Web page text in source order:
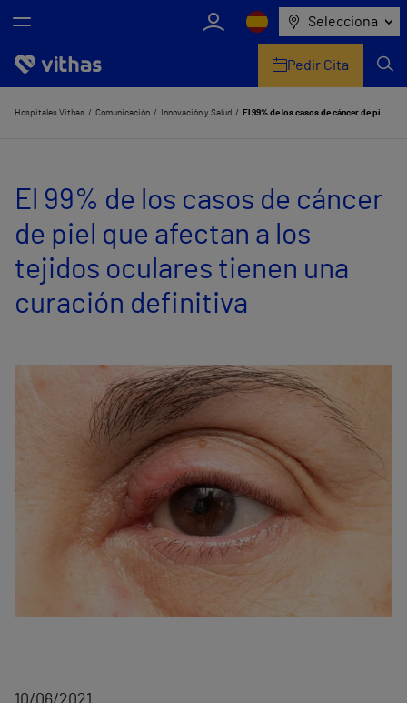
Selecciona
Nosotros
Servicios de salud
Equipo médico y asistencial
Información útil
Pedir Cita
Hospitales Vithas Comunicación Innovación y Salud El 99% de los casos de cáncer de piel que afectan a los tejidos oculares tienen una curación definitiva
El 99% de los casos de cáncer
de piel que afectan a los
tejidos oculares tienen una
curación definitiva